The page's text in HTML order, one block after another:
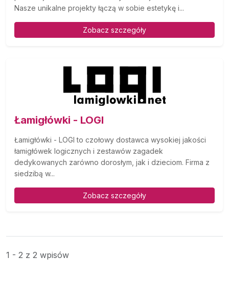
Nasze unikalne projekty łączą w sobie estetykę i...
Zobacz szczegóły
Łamigłówki - LOGI
Łamigłówki - LOGI to czołowy dostawca wysokiej jakości
łamigłówek logicznych i zestawów zagadek
dedykowanych zarówno dorosłym, jak i dzieciom. Firma z
siedzibą w...
Zobacz szczegóły
1 - 2 z 2 wpisów